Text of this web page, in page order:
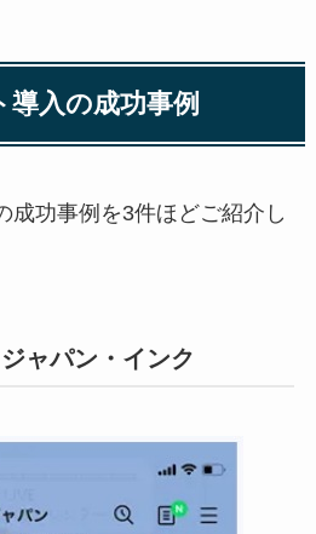
入の成功事例
成功事例を3件ほどご紹介し
ャパン・インク